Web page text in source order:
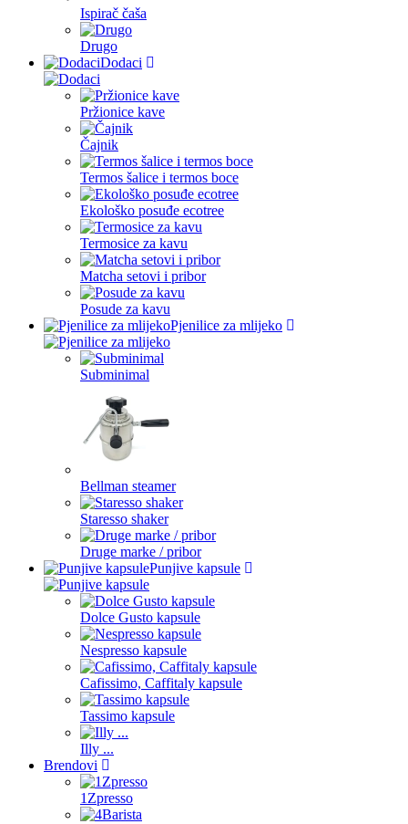
Ispirač čaša
Drugo
Dodaci
Pržionice kave
Čajnik
Termos šalice i termos boce
Ekološko posuđe ecotree
Termosice za kavu
Matcha setovi i pribor
Posude za kavu
Pjenilice za mlijeko
Subminimal
Bellman steamer
Staresso shaker
Druge marke / pribor
Punjive kapsule
Dolce Gusto kapsule
Nespresso kapsule
Cafissimo, Caffitaly kapsule
Tassimo kapsule
Illy ...
Brendovi
1Zpresso